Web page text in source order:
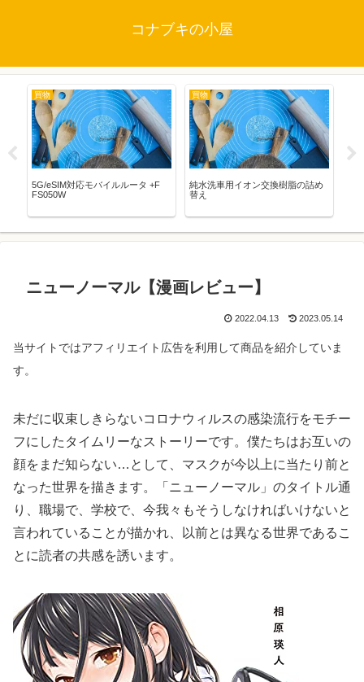
コナブキの小屋
買物
5G/eSIM対応モバイルルータ +F
FS050W
買物
純水洗車用イオン交換樹脂の詰め
替え
ニューノーマル【漫画レビュー】
2022.04.13 2023.05.14
当サイトではアフィリエイト 広告を利用して商品を紹介していま
す。
未だに収束しきらないコロナウィルスの感染流行をモチー
フにしたタイムリーなストーリーです。僕たちはお互いの
顔をまだ知らない…として、マスクが今以上に当たり前と
なった世界を描きます。「ニューノーマル」のタイトル通
り、職場で、学校で、今我々もそうしなければいけないと
言われていることが描かれ、以前とは異なる世界であるこ
とに読者の共感を誘います。